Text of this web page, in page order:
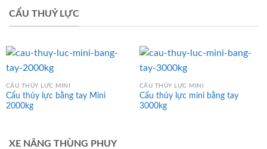
CẨU THUỶ LỰC
CẨU THỦY LỰC MINI
Cẩu thủy lực bằng tay Mini
2000kg
CẨU THỦY LỰC MINI
Cẩu thủy lực mini bằng tay
3000kg
XE NÂNG THÙNG PHUY